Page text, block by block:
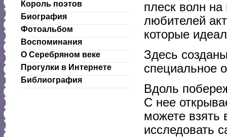
Король поэтов
Биография
Фотоальбом
Воспоминания
О Серебряном веке
Прогулки в Интернете
Библиография
плеск волн
любителей
которые
Здесь
специальное
Вдоль
С нее
можете взять
исследовать